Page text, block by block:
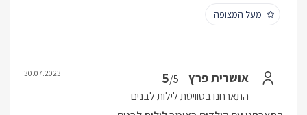
מעל המצופה
אושרית פרץ 5/5
התארחנו בסוויטת לילות לבנים
30.07.2023